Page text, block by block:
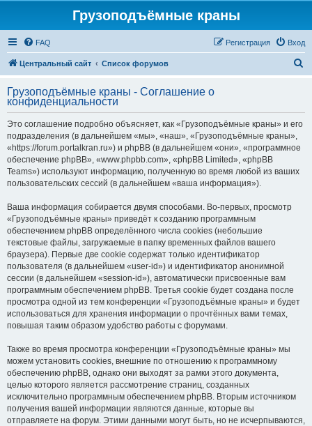
Грузоподъёмные краны
FAQ Вход
Регистрация
Центральный сайт Список форумов
с
Грузоподъёмные краны - Соглашение о
конфиденциальности
Это соглашение подробно объясняет, как «Грузоподъёмные краны» и его
подразделения (в дальнейшем «мы», «наш», «Грузоподъёмные краны»,
«https://forum.portalkran.ru») и phpBB (в дальнейшем «они», «программное
обеспечение phpBB», «www.phpbb.com», «phpBB Limited», «phpBB
Teams») используют информацию, полученную во время любой из ваших
пользовательских сессий (в дальнейшем «ваша информация»).
Ваша информация собирается двумя способами. Во-первых, просмотр
«Грузоподъёмные краны» приведёт к созданию программным
обеспечением phpBB определённого числа cookies (небольшие
текстовые файлы, загружаемые в папку временных файлов вашего
браузера). Первые две cookie содержат только идентификатор
пользователя (в дальнейшем «user-id») и идентификатор анонимной
сессии (в дальнейшем «session-id»), автоматически присвоенные вам
программным обеспечением phpBB. Третья cookie будет создана после
просмотра одной из тем конференции «Грузоподъёмные краны» и будет
использоваться для хранения информации о прочтённых вами темах,
повышая таким образом удобство работы с форумами.
Также во время просмотра конференции «Грузоподъёмные краны» мы
можем установить cookies, внешние по отношению к программному
обеспечению phpBB, однако они выходят за рамки этого документа,
целью которого является рассмотрение страниц, созданных
исключительно программным обеспечением phpBB. Вторым источником
получения вашей информации являются данные, которые вы
отправляете на форум. Этими данными могут быть, но не исчерпываются,